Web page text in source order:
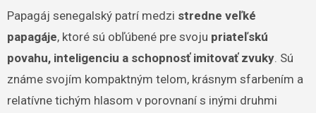
Papagáj senegalský patrí medzi stredne veľké
papagáje, ktoré sú obľúbené pre svoju priateľskú
povahu, inteligenciu a schopnosť imitovať zvuky. Sú
známe svojím kompaktným telom, krásnym sfarbením a
relatívne tichým hlasom v porovnaní s inými druhmi